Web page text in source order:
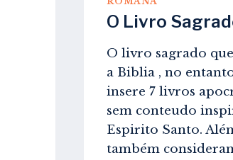
O Livro
O livro sagrado
a Biblia , no
insere 7 livros
sem conteudo
Espirito Santo.
também